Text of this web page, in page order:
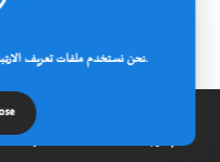
مدونة إتصل بنا
نحن نستخدم ملفات تعريف الارتباط من لأنشطة الموقع لنقدم لك تجربة أفضل.